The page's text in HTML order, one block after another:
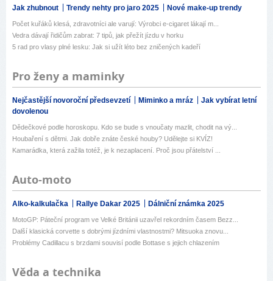
Jak zhubnout Trendy nehty pro jaro 2025 Nové make-up trendy
Počet kuřáků klesá, zdravotníci ale varují: Výrobci e-cigaret lákají m...
Vedra dávají řidičům zabrat: 7 tipů, jak přežít jízdu v horku
5 rad pro vlasy plné lesku: Jak si užít léto bez zničených kadeří
Pro ženy a maminky
Nejčastější novoroční předsevzetí Miminko a mráz
Jak vybírat letní
dovolenou
Dědečkové podle horoskopu. Kdo se bude s vnoučaty mazlit, chodit na vý...
Houbaření s dětmi. Jak dobře znáte české houby? Udělejte si KVÍZ!
Kamarádka, která zažila totéž, je k nezaplacení. Proč jsou přátelství ...
Auto-moto
Alko-kalkulačka Rallye Dakar 2025 Dálniční známka 2025
MotoGP: Páteční program ve Velké Británii uzavřel rekordním časem Bezz...
Další klasická corvette s dobrými jízdními vlastnostmi? Mitsuoka znovu...
Problémy Cadillacu s brzdami souvisí podle Bottase s jejich chlazením
Věda a technika